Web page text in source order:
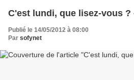
C'est lundi, que lisez-vous ?
Publié le 14/05/2012 à 08:00
Par sofynet